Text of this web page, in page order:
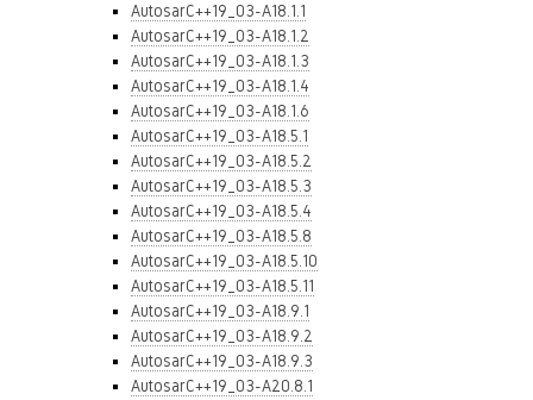
AutosarC++19_03-A18.1.1
AutosarC++19_03-A18.1.2
AutosarC++19_03-A18.1.3
AutosarC++19_03-A18.1.4
AutosarC++19_03-A18.1.6
AutosarC++19_03-A18.5.1
AutosarC++19_03-A18.5.2
AutosarC++19_03-A18.5.3
AutosarC++19_03-A18.5.4
AutosarC++19_03-A18.5.8
AutosarC++19_03-A18.5.10
AutosarC++19_03-A18.5.11
AutosarC++19_03-A18.9.1
AutosarC++19_03-A18.9.2
AutosarC++19_03-A18.9.3
AutosarC++19_03-A20.8.1